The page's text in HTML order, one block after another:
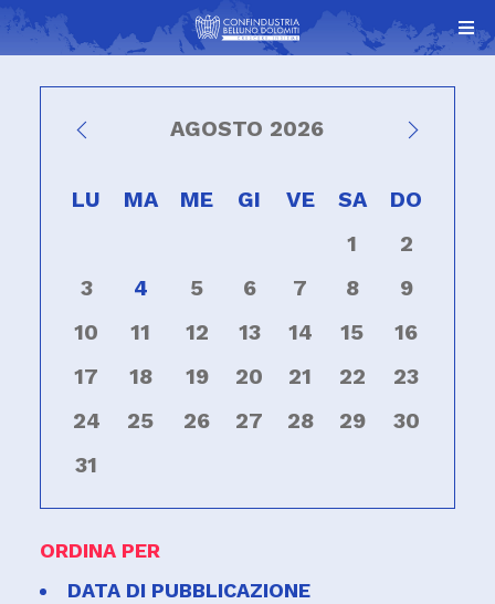
AGOSTO 2026
LU MA ME GI VE SA
DO
1
2
3
4 5 6 7 8
9
10
11 12 13 14 15
16
17
18 19 20 21 22
23
24
25 26 27 28 29
30
31
ORDINA PER
DATA DI PUBBLICAZIONE